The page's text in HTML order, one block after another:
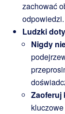
zachować
odpowiedzi.
Ludzki
Nigdy
Zaoferuj